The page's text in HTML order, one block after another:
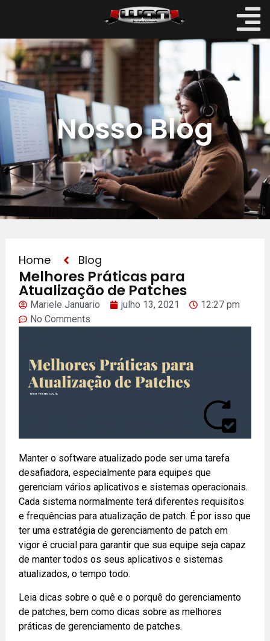
Nosso Blog
Home Blog
Melhores Práticas para
Atualização de Patches
Mariele Januario julho 13, 2021
12:27 pm
No Comments
Manter o software atualizado pode ser uma tarefa
desafiadora, especialmente para equipes que
gerenciam vários aplicativos e sistemas operacionais.
Cada sistema normalmente terá diferentes requisitos
e frequências para atualização de patch. É por isso que
ter uma estratégia de gerenciamento de patch em
vigor é crucial para garantir que sua equipe seja capaz
de manter todos os seus aplicativos e sistemas
atualizados, o tempo todo.
Leia dicas sobre o quê e o porquê do gerenciamento
de patches, bem como dicas sobre as melhores
práticas de gerenciamento de patches.